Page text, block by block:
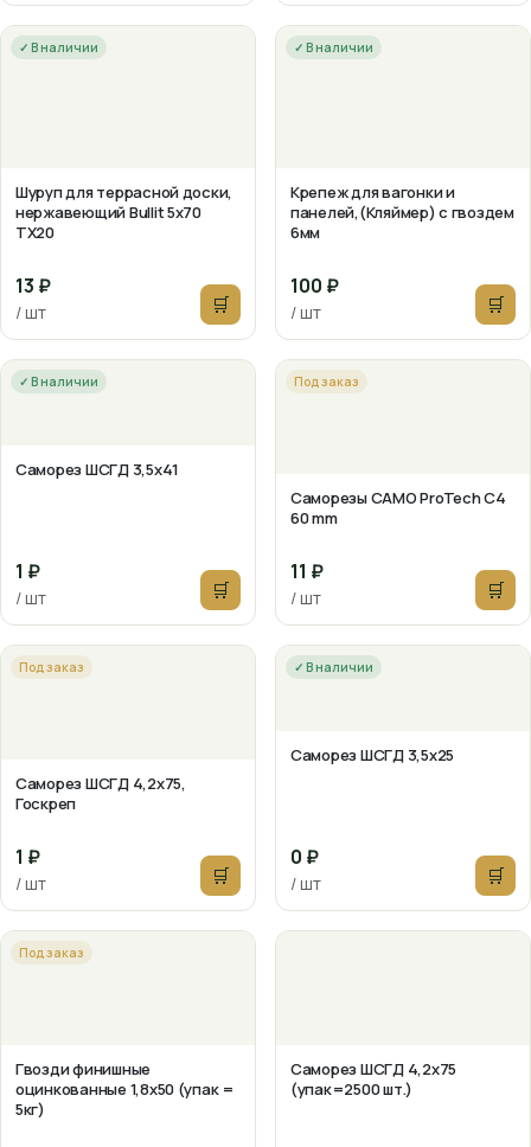
✓ В наличии
Шуруп для террасной доски,
нержавеющий Bullit 5х70
TX20
13 ₽
/ шт 🛒
✓ В наличии
Крепеж для вагонки и
панелей,(Кляймер) с гвоздем
6мм
100 ₽
/ шт 🛒
✓ В наличии
Саморез ШСГД 3,5х41
1 ₽
/ шт 🛒
Под заказ
Саморезы CAMO ProTech C4
60 mm
11 ₽
/ шт 🛒
Под заказ
Саморез ШСГД 4,2х75,
Госкреп
1 ₽
/ шт 🛒
✓ В наличии
Саморез ШСГД 3,5х25
0 ₽
/ шт 🛒
Под заказ
Гвозди финишные
оцинкованные 1,8х50 (упак =
5кг)
Саморез ШСГД 4,2х75
(упак=2500 шт.)